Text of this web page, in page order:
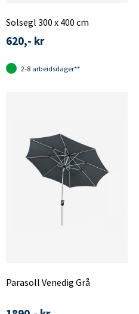
Solsegl 300 x 400 cm
620,- kr
2-8 arbeidsdager**
Parasoll Venedig Grå